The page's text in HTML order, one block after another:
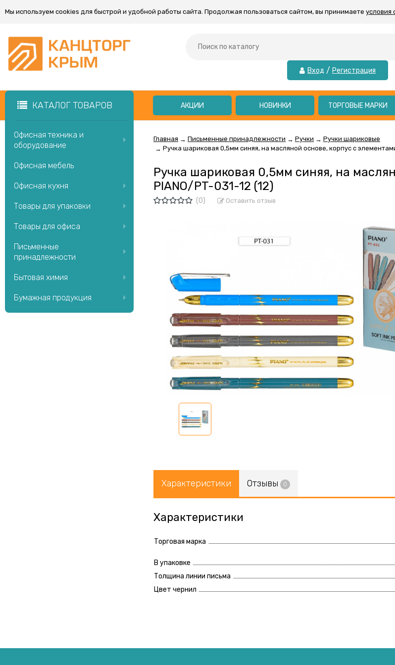
Мы используем cookies для быстрой и удобной работы сайта. Продолжая пользоваться сайтом, вы принимаете условия
Вход / Регистрация
КАТАЛОГ ТОВАРОВ АКЦИИ НОВИНКИ ТОРГОВЫЕ МАРКИ
Главная → Письменные принадлежности → Ручки → Ручки шариковые
→ Ручка шариковая 0,5мм синяя, на масляной основе, корпус с
Ручка шариковая 0,5мм синяя, на
PIANO/PT-031-12 (12)
(0) Оставить отзыв
Характеристики Отзывы 0
Характеристики
Торговая марка
В упаковке
Толщина линии письма
Цвет чернил
Офисная техника и
оборудование
Офисная мебель
Офисная кухня
Товары для упаковки
Товары для офиса
Письменные
принадлежности
Бытовая химия
Бумажная продукция